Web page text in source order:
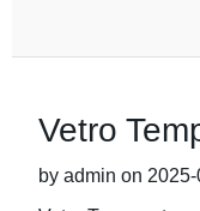
Vetro
by admin on